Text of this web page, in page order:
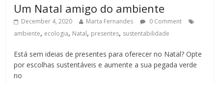
Um Natal amigo do ambiente
December 4, 2020 Marta Fernandes
0 Comment
ambiente, ecologia, Natal, presentes, sustentabilidade
Está sem ideias de presentes para oferecer no Natal? Opte
por escolhas sustentáveis e aumente a sua pegada verde
no